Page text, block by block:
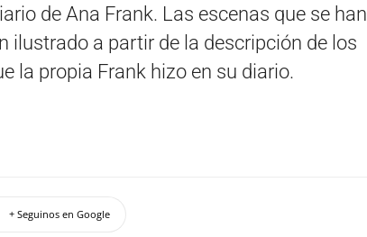
de Ana Frank. Las escenas que se han
ilustrado a partir de la descripción de los
la propia Frank hizo en su diario.
+ Seguinos en Google